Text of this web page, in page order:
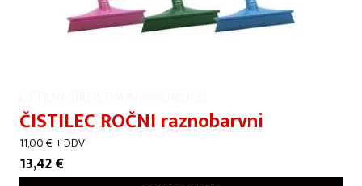
ČISTILEC ROČNI raznobarvni
11,00€+ DDV
13,42€